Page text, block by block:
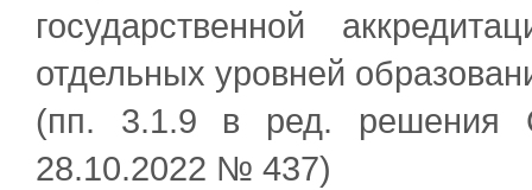
государственной
отдельных уровней
(пп. 3.1.9 в ред. решения
28.10.2022 № 437)